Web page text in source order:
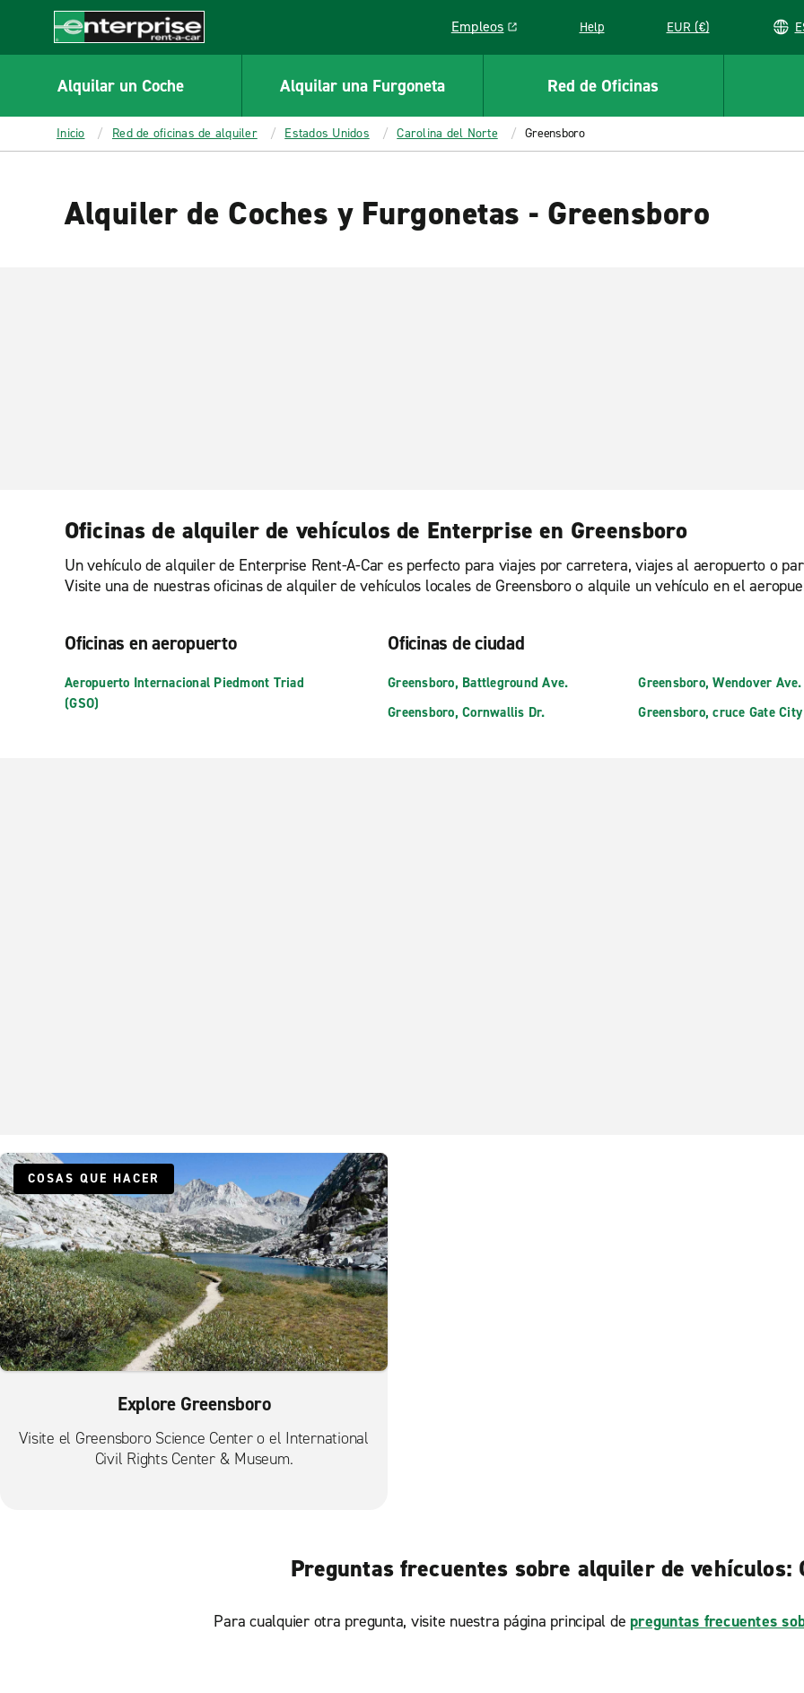
CONTENT
Enterprise
Empleos
Link opens in a new window
Help EUR (€)
Alquilar un Coche Alquilar una Furgoneta Red de Oficinas
Inicio Red de oficinas de alquiler Estados Unidos Carolina del Norte Greensboro
Alquiler de Coches y Furgonetas - Greensboro
Oficinas de alquiler de vehículos de Enterprise en Greensboro
Un vehículo de alquiler de Enterprise Rent-A-Car es perfecto para viajes por carretera, viajes al aeropuerto o
Visite una de nuestras oficinas de alquiler de vehículos locales de Greensboro o alquile un vehículo en el
Oficinas en aeropuerto
Aeropuerto Internacional Piedmont Triad
(GSO)
Oficinas de ciudad
Greensboro, Battleground Ave.
Greensboro, Cornwallis Dr.
Greensboro, Wendover Ave.
Greensboro, cruce Gate
COSAS QUE HACER
Explore Greensboro
Visite el Greensboro Science Center o el International
Civil Rights Center & Museum.
Preguntas frecuentes sobre alquiler de vehículos:
Para cualquier otra pregunta, visite nuestra página principal de preguntas frecuentes